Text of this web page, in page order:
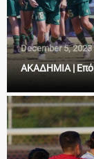
December 5, 2023
ΑΚΑΔΗΜΙΑ |